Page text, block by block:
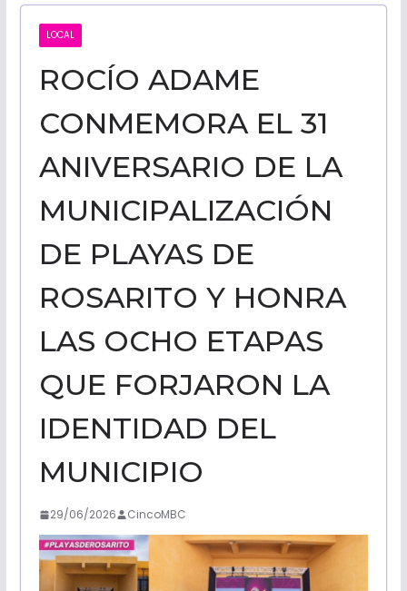
NOTICIAS
LOCAL
ROCÍO ADAME
CONMEMORA EL 31
ANIVERSARIO DE LA
MUNICIPALIZACIÓN
DE PLAYAS DE
ROSARITO Y HONRA
LAS OCHO ETAPAS
QUE FORJARON LA
IDENTIDAD DEL
MUNICIPIO
29/06/2026 CincoMBC